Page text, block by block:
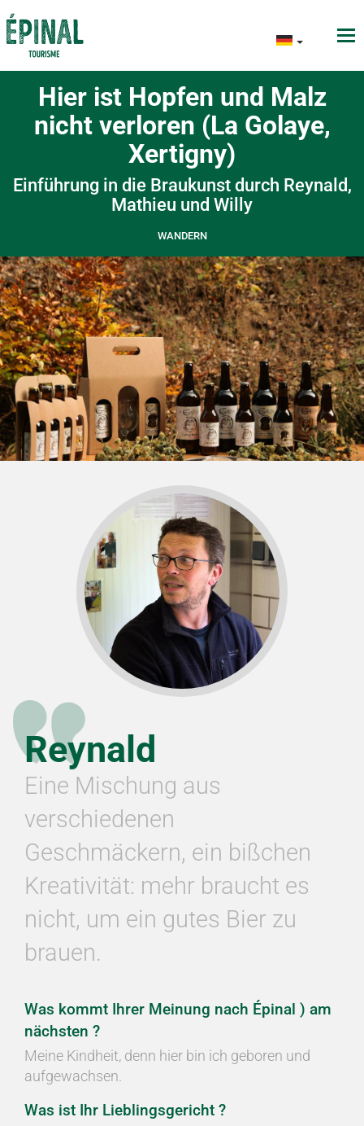
Hier ist Hopfen und Malz
nicht verloren (La Golaye,
Xertigny)
Einführung in die Braukunst durch Reynald,
Mathieu und Willy
WANDERN
Reynald
Eine Mischung aus
verschiedenen
Geschmäckern, ein bißchen
Kreativität: mehr braucht es
nicht, um ein gutes Bier zu
brauen.
Was kommt Ihrer Meinung nach Épinal ) am
nächsten ?
Meine Kindheit, denn hier bin ich geboren und
aufgewachsen.
Was ist Ihr Lieblingsgericht ?